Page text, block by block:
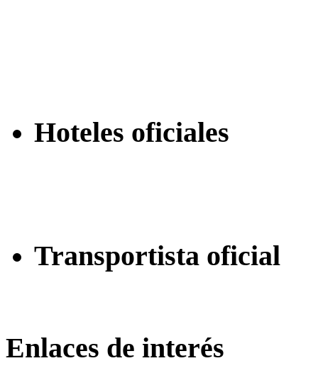
Hoteles oficiales
Transportista oficial
Enlaces de interés